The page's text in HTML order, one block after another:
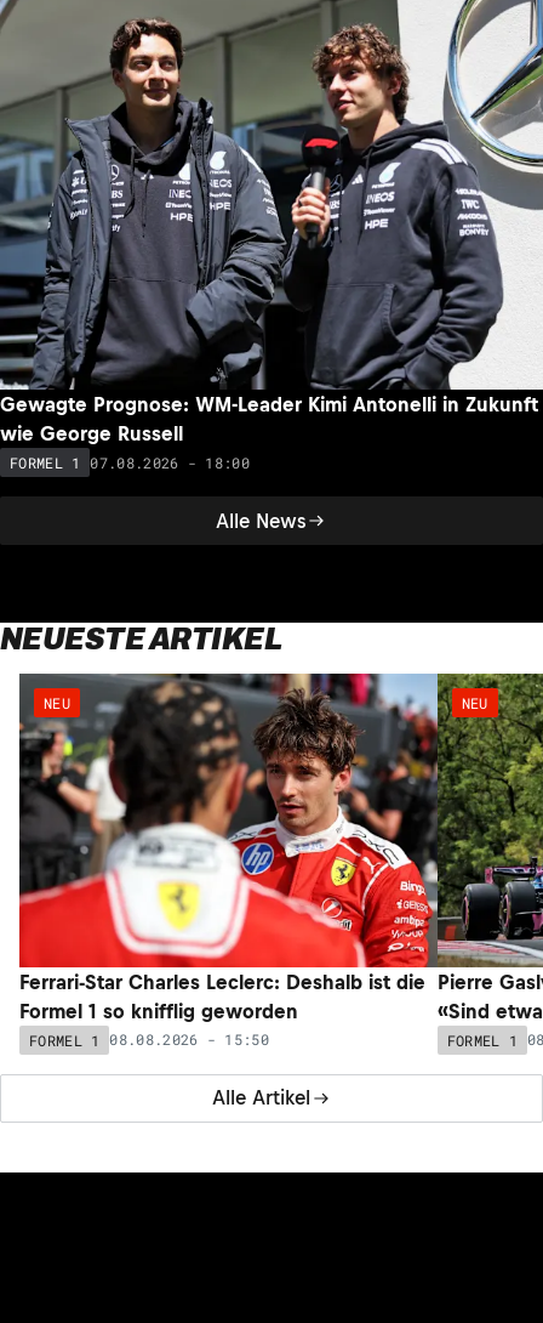
Johansson: Was Ferrari-Star Lewis Hamilton mit Max
Verstappen verbindet
FORMEL 1 08.08.2026 - 07:57
Kann McLaren weitere GP-Siege feiern? Das sagt
Weltmeister Lando Norris
FORMEL 1 07.08.2026 - 20:00